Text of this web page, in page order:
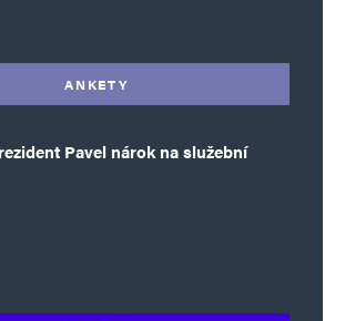
ANKETY
Pavel nárok na služební